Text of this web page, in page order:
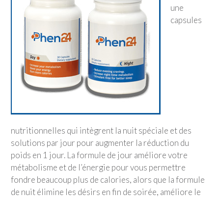
une
capsules
nutritionnelles qui intègrent la nuit spéciale et des
solutions par jour pour augmenter la réduction du
poids en 1 jour. La formule de jour améliore votre
métabolisme et de l’énergie pour vous permettre
fondre beaucoup plus de calories, alors que la formule
de nuit élimine les désirs en fin de soirée, améliore le